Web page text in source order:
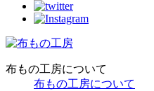
布もの工房について
布もの工房について